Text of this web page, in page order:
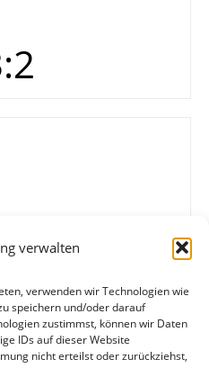
verwalten
verwenden wir Technologien wie
speichern und/oder darauf
zustimmst, können wir Daten
IDs auf dieser Website
nicht erteilst oder zurückziehst,
(in Pfeddersheim)
Scheffel, N. Kern, Radau
– Marsal, Gopko, Heller –